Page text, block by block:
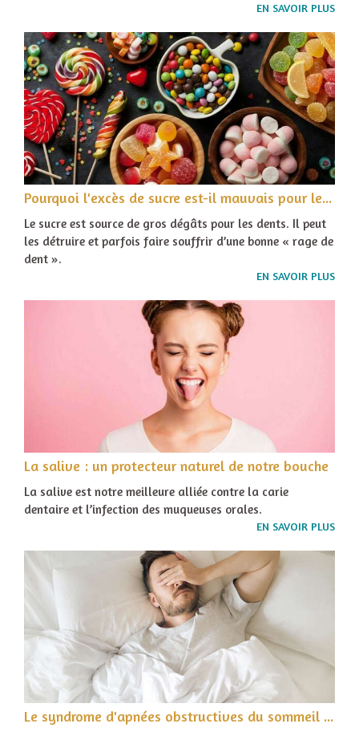
EN SAVOIR PLUS
Pourquoi l'excès de sucre est-il mauvais pour les dents ?
Le sucre est source de gros dégâts pour les dents. Il peut
les détruire et parfois faire souffrir d’une bonne « rage de
dent ».
EN SAVOIR PLUS
La salive : un protecteur naturel de notre bouche
La salive est notre meilleure alliée contre la carie
dentaire et l’infection des muqueuses orales.
EN SAVOIR PLUS
Le syndrome d'apnées obstructives du sommeil (saos)